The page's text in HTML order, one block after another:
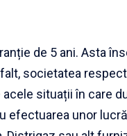
de 5 ani. Asta
societatea
situații în care
efectuarea unor